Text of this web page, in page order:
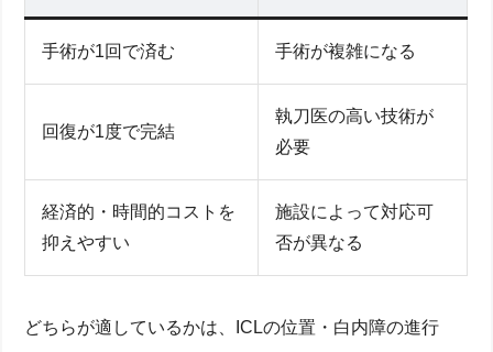
手術が1回で済む 手術が複雑になる
回復が1度で完結
執刀医の高い技術が
必要
経済的・時間的コストを
抑えやすい
施設によって対応可
否が異なる
どちらが適しているかは、ICLの位置・白内障の進行